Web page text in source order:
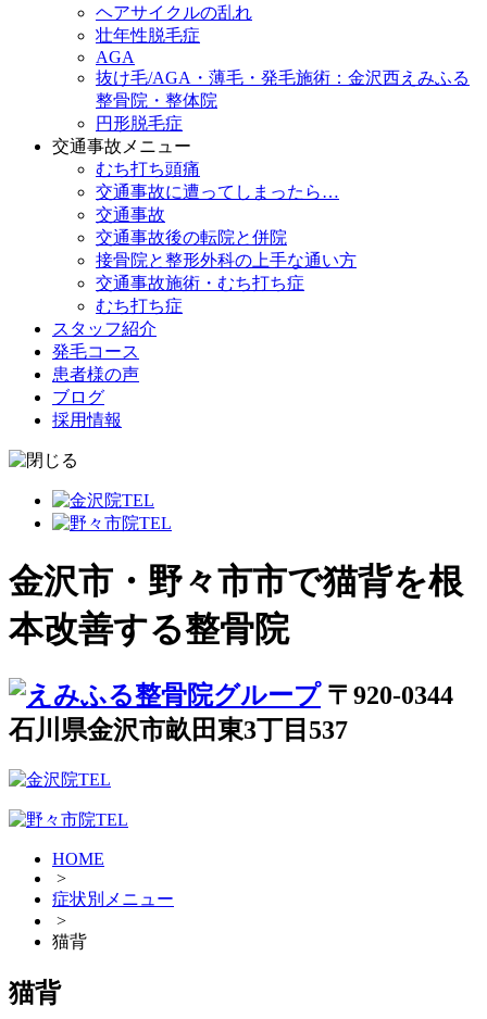
ヘアサイクルの乱れ
壮年性脱毛症
AGA
抜け毛/AGA・薄毛・発毛施術：金沢西えみふる
整骨院・整体院
円形脱毛症
交通事故メニュー
むち打ち頭痛
交通事故に遭ってしまったら…
交通事故
交通事故後の転院と併院
接骨院と整形外科の上手な通い方
交通事故施術・むち打ち症
むち打ち症
スタッフ紹介
発毛コース
患者様の声
ブログ
採用情報
金沢市・野々市市で猫背を根
本改善する整骨院
〒920-0344
石川県金沢市畝田東3丁目537
HOME
>
症状別メニュー
>
猫背
猫背